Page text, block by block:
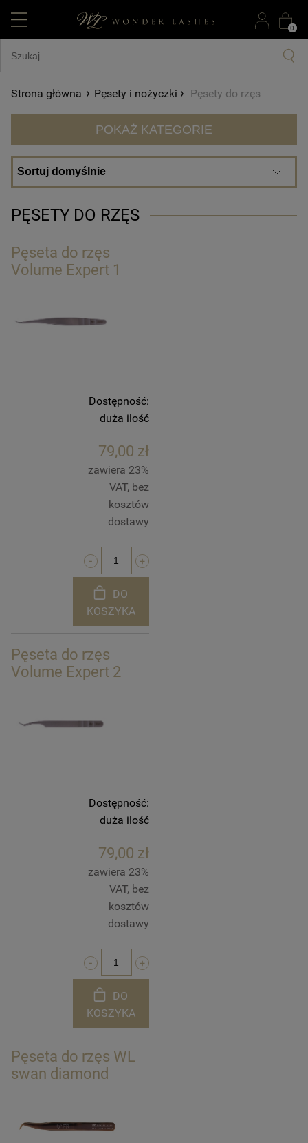
0
Strona główna › Pęsety i nożyczki › Pęsety do rzęs
POKAŻ KATEGORIE
PĘSETY DO RZĘS
Pęseta do rzęs
Volume Expert 1
Dostępność:
duża ilość
79,00 zł
zawiera 23%
VAT, bez
kosztów
dostawy
DO
KOSZYKA
Pęseta do rzęs
Volume Expert 2
Dostępność:
duża ilość
79,00 zł
zawiera 23%
VAT, bez
kosztów
dostawy
DO
KOSZYKA
Pęseta do rzęs WL
swan diamond